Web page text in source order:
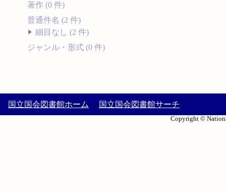
著作 (0 件)
普通件名 (2 件)
細目なし (2 件)
ジャンル・形式 (0 件)
国立国会図書館ホーム 国立国会図書館サーチ
Copyright ©